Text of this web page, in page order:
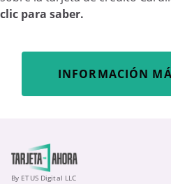
clic para saber.
INFORMACIÓN
By ETUS Digital LLC